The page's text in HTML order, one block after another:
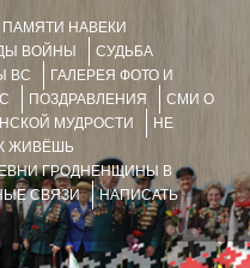
ПАМЯТИ НАВЕКИ
ВОЙНЫ
СУДЬБА
ВС
ГАЛЕРЕЯ ФОТО И
ПОЗДРАВЛЕНИЯ
СМИ О
МУДРОСТИ
НЕ
ЖИВЁШЬ
ГРОДНЕНЩИНЫ В
СВЯЗИ
НАПИСАТЬ